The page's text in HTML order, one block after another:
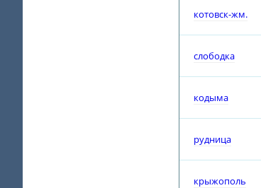
котовск-жм.
слободка
кодыма
рудница
крыжополь